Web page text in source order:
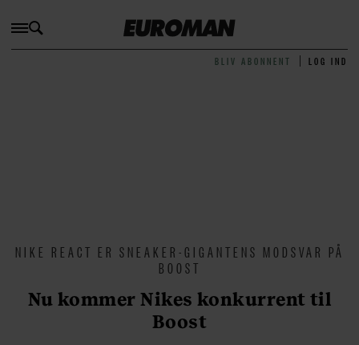
BLIV ABONNENT LOG IND
NIKE REACT ER SNEAKER-GIGANTENS MODSVAR PÅ
BOOST
Nu kommer Nikes konkurrent til
Boost